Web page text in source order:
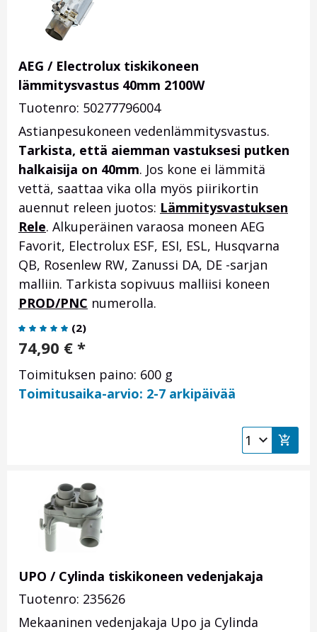
AEG / Electrolux tiskikoneen
lämmitysvastus 40mm 2100W
Tuotenro: 50277796004
Astianpesukoneen vedenlämmitysvastus.
Tarkista, että aiemman vastuksesi putken
halkaisija on 40mm. Jos kone ei lämmitä
vettä, saattaa vika olla myös piirikortin
auennut releen juotos: Lämmitysvastuksen
Rele. Alkuperäinen varaosa moneen AEG
Favorit, Electrolux ESF, ESI, ESL, Husqvarna
QB, Rosenlew RW, Zanussi DA, DE -sarjan
malliin. Tarkista sopivuus malliisi koneen
PROD/PNC numerolla.
(2)
74,90 € *
Toimituksen paino: 600 g
Toimitusaika-arvio: 2-7 arkipäivää
UPO / Cylinda tiskikoneen vedenjakaja
Tuotenro: 235626
Mekaaninen vedenjakaja Upo ja Cylinda